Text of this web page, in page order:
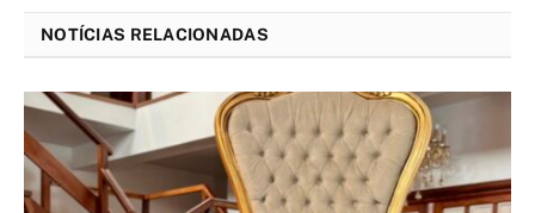
NOTÍCIAS RELACIONADAS